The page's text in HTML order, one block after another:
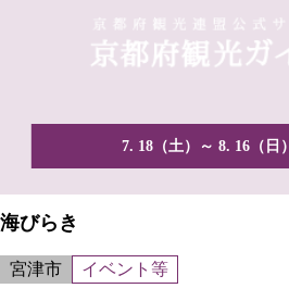
7. 18（土）～ 8. 16（日）
海びらき
宮津市 イベント等